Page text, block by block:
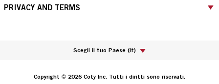
PRIVACY AND TERMS
Scegli il tuo Paese (It)
Copyright © 2026 Coty Inc. Tutti i diritti sono riservati.